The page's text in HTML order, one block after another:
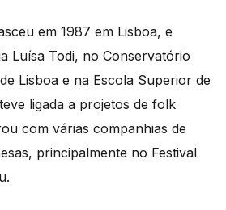
em 1987 em Lisboa, e
Luísa Todi, no Conservatório
Lisboa e na Escola Superior de
ligada a projetos de folk
com várias companhias de
principalmente no Festival